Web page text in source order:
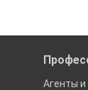
Агенты